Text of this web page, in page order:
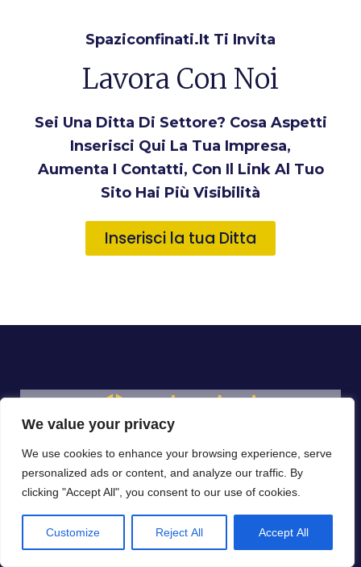
We value your privacy
We use cookies to enhance your browsing experience, serve
personalized ads or content, and analyze our traffic. By
clicking "Accept All", you consent to our use of cookies.
Customize Reject All Accept All
Spaziconfinati.it Ti Invita
Lavora Con Noi
Sei Una Ditta Di Settore? Cosa Aspetti
Inserisci Qui La Tua Impresa,
Aumenta I Contatti, Con Il Link Al Tuo
Sito Hai Più Visibilità
Inserisci la tua Ditta
Propone Un Elenco Di Imprese Di
Settore, Per La Cura Dell’ambiente, Le
Quali Si Occupano Di: Bonifica,
Smaltimento, Risanamento,
Decontaminazione, Attività Rivolte Al